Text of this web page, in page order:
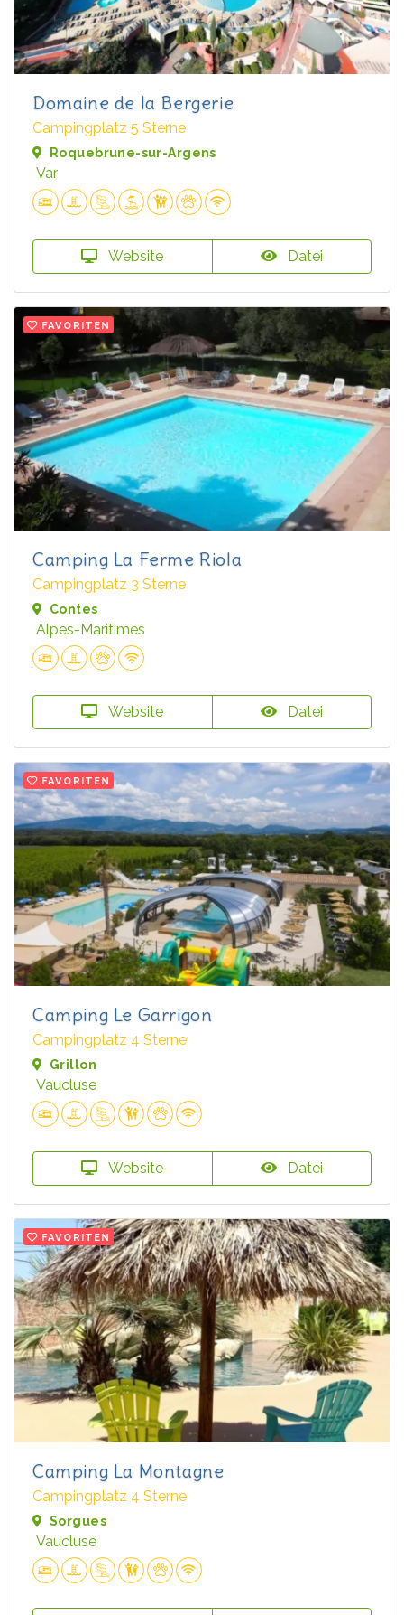
Domaine de la Bergerie
Campingplatz 5 Sterne
Roquebrune-sur-Argens
Var
Website Datei
FAVORITEN
Camping La Ferme Riola
Campingplatz 3 Sterne
Contes
Alpes-Maritimes
Website Datei
FAVORITEN
Camping Le Garrigon
Campingplatz 4 Sterne
Grillon
Vaucluse
Website Datei
FAVORITEN
Camping La Montagne
Campingplatz 4 Sterne
Sorgues
Vaucluse